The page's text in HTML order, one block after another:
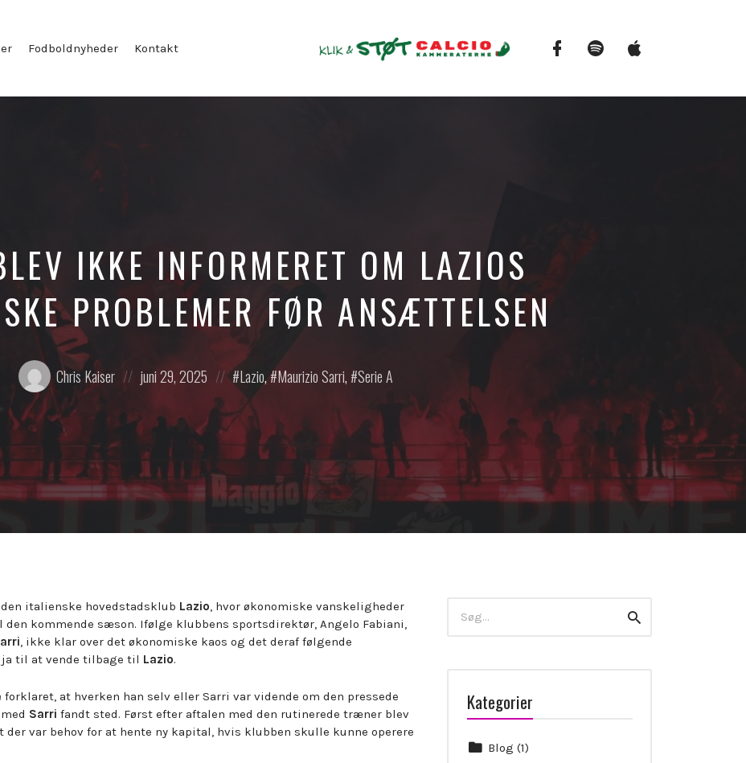
Fodboldnyheder Kontakt FacebookSpotify
IKKE INFORMERET OM LAZIOS
PROBLEMER FØR ANSÆTTELSEN
Posted
by:
Chris Kaiser
Posted
on
juni 29, 2025
Posted
in:
Lazio, Maurizio Sarri, Serie A
italienske hovedstadsklub Lazio, hvor økonomiske vanskeligheder
kommende sæson. Ifølge klubbens sportsdirektør, Angelo Fabiani,
, ikke klar over det økonomiske kaos og det deraf følgende
til at vende tilbage til Lazio.
forklaret, at hverken han selv eller Sarri var vidende om den pressede
Sarri fandt sted. Først efter aftalen med den rutinerede træner blev
var behov for at hente ny kapital, hvis klubben skulle kunne operere
for:
Search
Kategorier
Blog (1)